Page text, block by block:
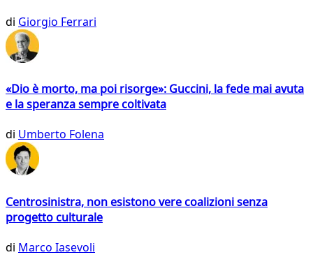
di Giorgio Ferrari
«Dio è morto, ma poi risorge»: Guccini, la fede mai avuta
e la speranza sempre coltivata
di Umberto Folena
Centrosinistra, non esistono vere coalizioni senza
progetto culturale
di Marco Iasevoli